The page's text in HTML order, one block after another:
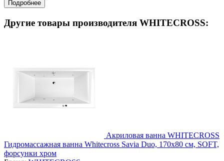
Подробнее
Другие товары производителя WHITECROSS:
Акриловая ванна WHITECROSS
Гидромассажная ванна Whitecross Savia Duo, 170x80 см, SOFT,
форсунки хром